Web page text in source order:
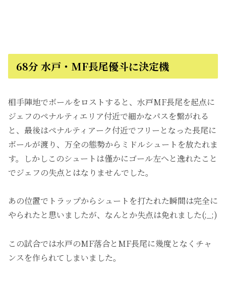
68分 水戸・MF長尾優斗に決定機
相手陣地でボールをロストすると、水戸MF長尾を起点に
ジェフのペナルティエリア付近で細かなパスを繋がれる
と、最後はペナルティアーク付近でフリーとなった長尾に
ボールが渡り、万全の態勢からミドルシュートを放たれま
す。しかしこのシュートは僅かにゴール左へと逸れたこと
でジェフの失点とはなりませんでした。
あの位置でトラップからシュートを打たれた瞬間は完全に
やられたと思いましたが、なんとか失点は免れました(;_;)
この試合では水戸のMF落合とMF長尾に幾度となくチャ
ンスを作られてしまいました。